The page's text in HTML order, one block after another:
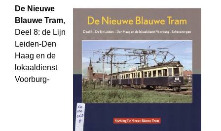
De Nieuwe
Blauwe Tram,
Deel 8: de Lijn
Leiden-Den
Haag en de
lokaaldienst
Voorburg-